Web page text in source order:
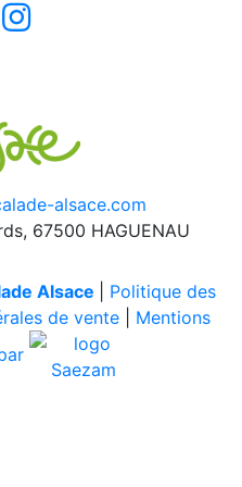
alsace.com
67500 HAGUENAU
Alsace
Politique des
de vente| Mentions